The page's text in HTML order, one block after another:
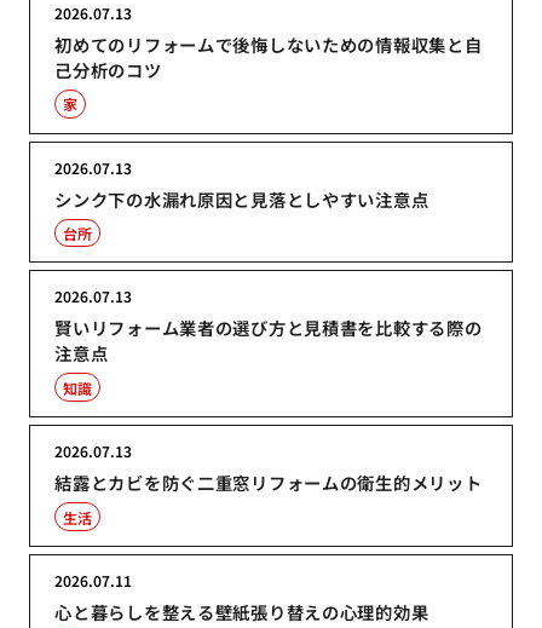
初めてのリフォームで後悔しないための情報収集と自
己分析のコツ
2026.07.13
家
シンク下の水漏れ原因と見落としやすい注意点
2026.07.13
台所
賢いリフォーム業者の選び方と見積書を比較する際の
注意点
2026.07.13
知識
結露とカビを防ぐ二重窓リフォームの衛生的メリット
2026.07.13
生活
心と暮らしを整える壁紙張り替えの心理的効果
2026.07.11